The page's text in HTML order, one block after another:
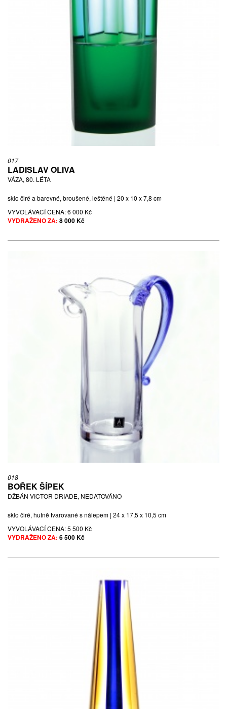
017
LADISLAV OLIVA
VÁZA, 80. LÉTA
sklo čiré a barevné, broušené, leštěné | 20 x 10 x 7,8 cm
VYVOLÁVACÍ CENA:6 000 Kč
VYDRAŽENO ZA: 8 000 Kč
018
BOŘEK ŠÍPEK
DŽBÁN VICTOR DRIADE, NEDATOVÁNO
sklo čiré, hutně tvarované s nálepem | 24 x 17,5 x 10,5 cm
VYVOLÁVACÍ CENA:5 500 Kč
VYDRAŽENO ZA: 6 500 Kč